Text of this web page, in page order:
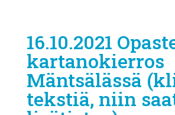
16.10.2021
kartanokierros
Mäntsälässä
tekstiä, niin